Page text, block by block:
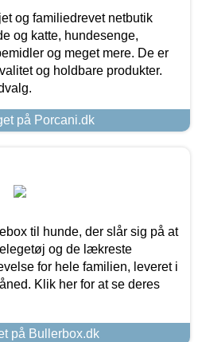
og familiedrevet netbutik
og katte, hundesenge,
og meget mere. De er
og holdbare produkter.
på Porcani.dk
til hunde, der slår sig på at
og de lækreste
for hele familien, leveret i
Klik her for at se deres
på Bullerbox.dk